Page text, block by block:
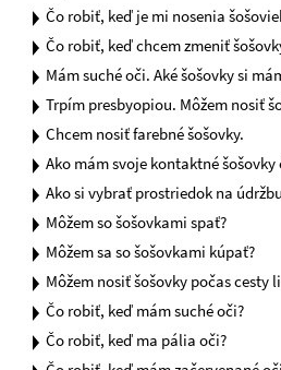
Čo robiť, keď je mi nosenia
Čo robiť, keď chcem zmeniť
Mám suché oči. Aké šošovky si
Trpím presbyopiou. Môžem nosiť
Chcem nosiť farebné šošovky.
Ako mám svoje kontaktné
Ako si vybrať prostriedok na
Môžem so šošovkami spať?
Môžem sa so šošovkami kúpať?
Môžem nosiť šošovky počas cesty
Čo robiť, keď mám suché oči?
Čo robiť, keď ma pália oči?